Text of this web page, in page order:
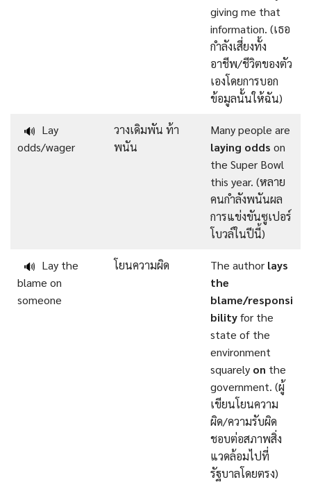
giving me that
information. (เธอ
กำลังเสี่ยงทั้ง
อาชีพ/ชีวิตของตัว
เองโดยการบอก
ข้อมูลนั้นให้ฉัน)
🔊 Lay
odds/wager
วางเดิมพัน ท้า
พนัน
Many people are
laying odds on
the Super Bowl
this year. (หลาย
คนกำลังพนันผล
การแข่งขันซูเปอร์
โบวล์ในปีนี้)
🔊 Lay the
blame on
someone
โยนความผิด The author lays
the
blame/responsi
bilityfor the
state of the
environment
squarely on the
government. (ผู้
เขียนโยนความ
ผิด/ความรับผิด
ชอบต่อสภาพสิ่ง
แวดล้อมไปที่
รัฐบาลโดยตรง)